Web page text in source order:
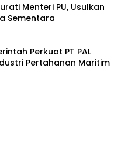
Menteri PU, Usulkan
Sementara
Perkuat PT PAL
Pertahanan Maritim